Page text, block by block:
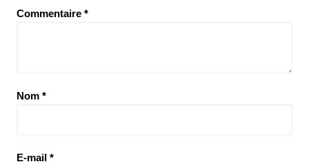
Commentaire *
Nom *
E-mail *